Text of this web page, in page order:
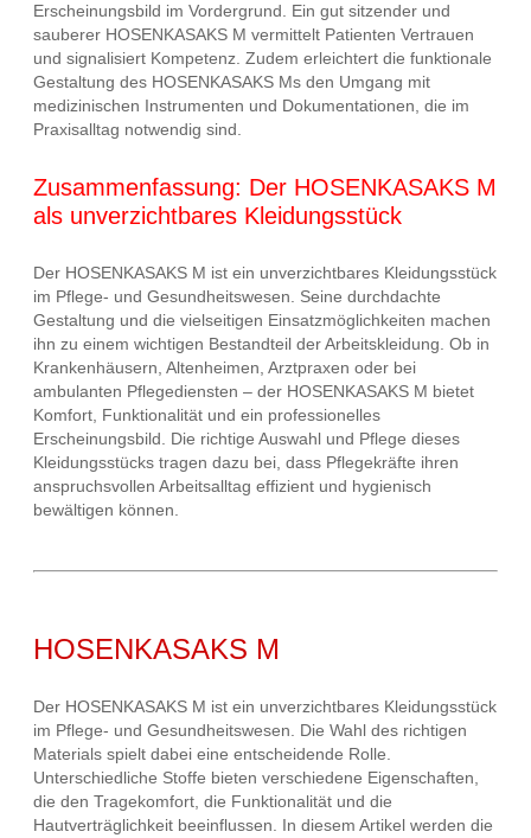
Erscheinungsbild im Vordergrund. Ein gut sitzender und
sauberer HOSENKASAKS M vermittelt Patienten Vertrauen
und signalisiert Kompetenz. Zudem erleichtert die funktionale
Gestaltung des HOSENKASAKS Ms den Umgang mit
medizinischen Instrumenten und Dokumentationen, die im
Praxisalltag notwendig sind.
Zusammenfassung: Der HOSENKASAKS M
als unverzichtbares Kleidungsstück
Der HOSENKASAKS M ist ein unverzichtbares Kleidungsstück
im Pflege- und Gesundheitswesen. Seine durchdachte
Gestaltung und die vielseitigen Einsatzmöglichkeiten machen
ihn zu einem wichtigen Bestandteil der Arbeitskleidung. Ob in
Krankenhäusern, Altenheimen, Arztpraxen oder bei
ambulanten Pflegediensten – der HOSENKASAKS M bietet
Komfort, Funktionalität und ein professionelles
Erscheinungsbild. Die richtige Auswahl und Pflege dieses
Kleidungsstücks tragen dazu bei, dass Pflegekräfte ihren
anspruchsvollen Arbeitsalltag effizient und hygienisch
bewältigen können.
HOSENKASAKS M
Der HOSENKASAKS M ist ein unverzichtbares Kleidungsstück
im Pflege- und Gesundheitswesen. Die Wahl des richtigen
Materials spielt dabei eine entscheidende Rolle.
Unterschiedliche Stoffe bieten verschiedene Eigenschaften,
die den Tragekomfort, die Funktionalität und die
Hautverträglichkeit beeinflussen. In diesem Artikel werden die